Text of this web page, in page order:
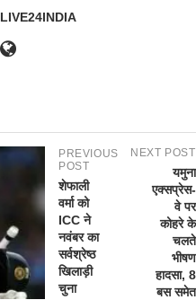
LIVE24INDIA
PREVIOUS
POST
शेफाली
वर्मा को
ICC ने
नवंबर का
सर्वश्रेष्ठ
खिलाड़ी
चुना
NEXT POST
यमुना
एक्सप्रेस-
वे पर
कोहरे के
चलते
भीषण
हादसा, 8
बस समेत